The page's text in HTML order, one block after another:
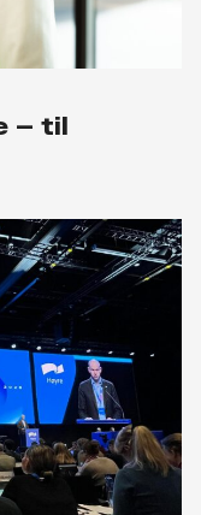
– til